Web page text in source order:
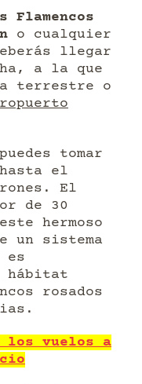
o cualquier
llegar
a la que
terrestre o
tomar
el
El
de 30
hermoso
un sistema
es
hábitat
rosados
los vuelos a